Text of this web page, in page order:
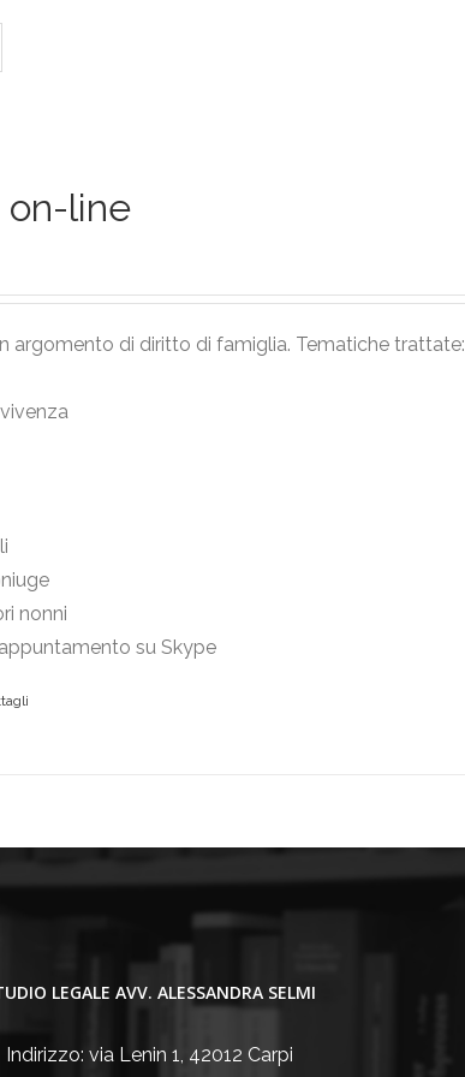
on-line
argomento di diritto di famiglia. Tematiche trattate:
nonni
su Skype
LEGALE AVV. ALESSANDRA SELMI
Indirizzo: via Lenin 1, 42012 Carpi